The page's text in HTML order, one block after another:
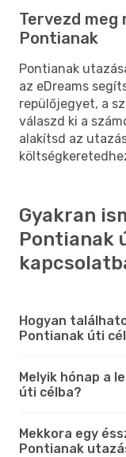
Tervezd
Pontianak
Pontianak
az eDreams
repülőjegyet, a
válaszd ki a
alakítsd az
Gyakran
Pontianak
Hogyan
Pontianak úti
Melyik hónap a
úti célba?
Mekkora egy
Pontianak